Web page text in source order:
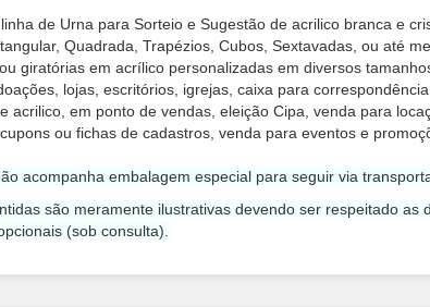
de Urna para Sorteio e Sugestão de acrilico branca e
Quadrada, Trapézios, Cubos, Sextavadas, ou até
giratórias em acrílico personalizadas em diversos
lojas, escritórios, igrejas, caixa para
acrilico, em ponto de vendas, eleição Cipa, venda para
ou fichas de cadastros, venda para eventos e
acompanha embalagem especial para seguir via
são meramente ilustrativas devendo ser respeitado as
(sob consulta).